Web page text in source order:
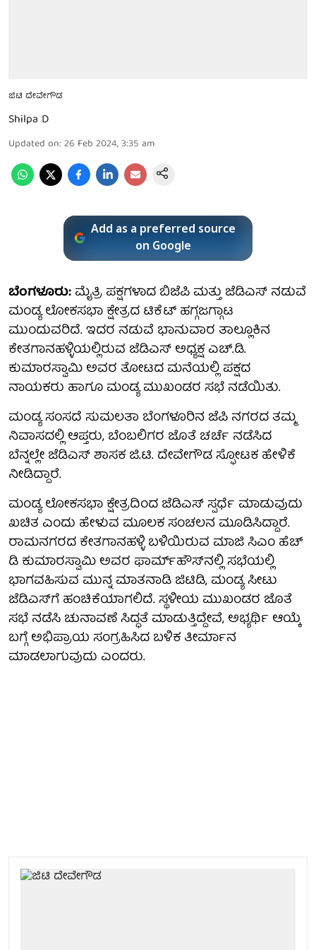
ಜಿಟಿ ದೇವೇಗೌಡ
Shilpa D
Updated on: 26 Feb 2024, 3:35 am
Add as a preferred source
on Google
ಬೆಂಗಳೂರು:ಮೈತ್ರಿ ಪಕ್ಷಗಳಾದ ಬಿಜೆಪಿ ಮತ್ತು ಜೆಡಿಎಸ್ ನಡುವೆ
ಮಂಡ್ಯ ಲೋಕಸಭಾ ಕ್ಷೇತ್ರದ ಟಿಕೆಟ್‌ ಹಗ್ಗಜಗ್ಗಾಟ
ಮುಂದುವರಿದೆ. ಇದರ ನಡುವೆ ಭಾನುವಾರ ತಾಲ್ಲೂಕಿನ
ಕೇತಗಾನಹಳ್ಳಿಯಲ್ಲಿರುವ ಜೆಡಿಎಸ್ ಅಧ್ಯಕ್ಷ ಎಚ್‌.ಡಿ.
ಕುಮಾರಸ್ವಾಮಿ ಅವರ ತೋಟದ ಮನೆಯಲ್ಲಿ ಪಕ್ಷದ
ನಾಯಕರು ಹಾಗೂ ಮಂಡ್ಯ ಮುಖಂಡರ ಸಭೆ ನಡೆಯಿತು.
ಮಂಡ್ಯ ಸಂಸದೆ ಸುಮಲತಾ ಬೆಂಗಳೂರಿನ ಜೆಪಿ ನಗರದ ತಮ್ಮ
ನಿವಾಸದಲ್ಲಿ ಆಪ್ತರು, ಬೆಂಬಲಿಗರ ಜೊತೆ ಚರ್ಚೆ ನಡೆಸಿದ
ಬೆನ್ನಲ್ಲೇ ಜೆಡಿಎಸ್ ಶಾಸಕ ಜಿ.ಟಿ. ದೇವೇಗೌಡ ಸ್ಫೋಟಕ ಹೇಳಿಕೆ
ನೀಡಿದ್ದಾರೆ.
ಮಂಡ್ಯ ಲೋಕಸಭಾ ಕ್ಷೇತ್ರದಿಂದ ಜೆಡಿಎಸ್ ಸ್ಪರ್ಧೆ ಮಾಡುವುದು
ಖಚಿತ ಎಂದು ಹೇಳುವ ಮೂಲಕ ಸಂಚಲನ ಮೂಡಿಸಿದ್ದಾರೆ.
ರಾಮನಗರದ ಕೇತಗಾನಹಳ್ಳಿ ಬಳಿಯಿರುವ ಮಾಜಿ ಸಿಎಂ ಹೆಚ್​
ಡಿ ಕುಮಾರಸ್ವಾಮಿ ಅವರ ಫಾರ್ಮ್‌ಹೌಸ್‌ನಲ್ಲಿ ಸಭೆಯಲ್ಲಿ
ಭಾಗವಹಿಸುವ ಮುನ್ನ ಮಾತನಾಡಿ ಜಿಟಿಡಿ, ಮಂಡ್ಯ ಸೀಟು
ಜೆಡಿಎಸ್‌ಗೆ ಹಂಚಿಕೆಯಾಗಲಿದೆ. ಸ್ಥಳೀಯ ಮುಖಂಡರ ಜೊತೆ
ಸಭೆ ನಡೆಸಿ ಚುನಾವಣೆ ಸಿದ್ಧತೆ ಮಾಡುತ್ತಿದ್ದೇವೆ, ಅಭ್ಯರ್ಥಿ ಆಯ್ಕೆ
ಬಗ್ಗೆ ಅಭಿಪ್ರಾಯ ಸಂಗ್ರಹಿಸಿದ ಬಳಿಕ ತೀರ್ಮಾನ
ಮಾಡಲಾಗುವುದು ಎಂದರು.